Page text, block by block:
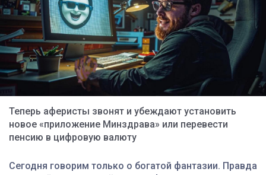
Теперь аферисты звонят и убеждают установить
новое «приложение Минздрава» или перевести
пенсию в цифровую валюту
Сегодня говорим только о богатой фантазии. Правда